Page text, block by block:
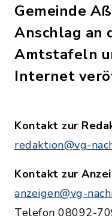
Gemeinde
Anschlag an
Amtstafeln
Internet
Kontakt zur
redaktion@vg-
Kontakt zur
anzeigen@vg-
Telefon 08092-